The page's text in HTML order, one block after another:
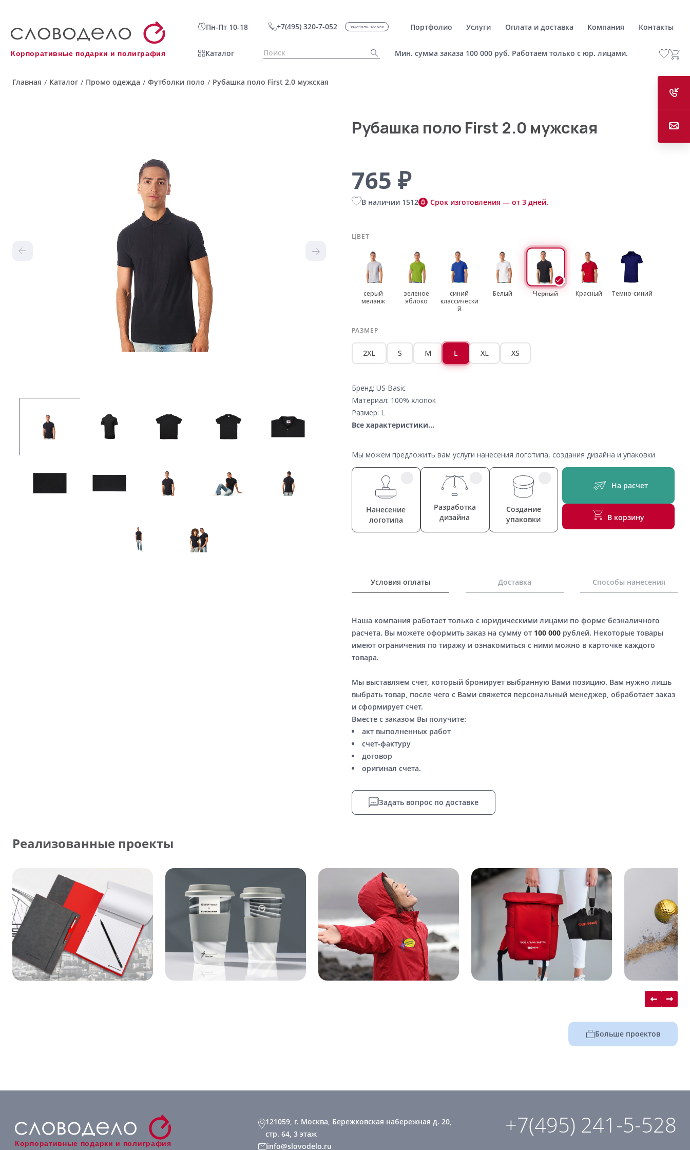
Корпоративные подарки и полиграфия
Пн-Пт 10-18 +7(495) 320-7-052 Заказать звонок Портфолио Услуги Оплата и доставка Компания Контакты
Каталог Мин. сумма заказа 100 000 руб. Работаем только с юр. лицами.
Главная / Каталог / Промо одежда / Футболки поло / Рубашка поло First 2.0 мужская
Рубашка поло First 2.0 мужская
765 ₽
В наличии 1512 Срок изготовления — от 3 дней.
ЦВЕТ
серый
меланж
зеленое
яблоко
синий
классически
й
Белый Черный Красный Темно-синий
РАЗМЕР
2XL S M L XL XS
Бренд: US Basic
Материал: 100% хлопок
Размер: L
Все характеристики...
Мы можем предложить вам услуги нанесения логотипа, создания дизайна и упаковки
Нанесение
логотипа
Разработка
дизайна
Создание
упаковки
На расчет
В корзину
Условия оплаты Доставка Способы нанесения
Наша компания работает только с юридическими лицами по форме безналичного
расчета. Вы можете оформить заказ на сумму от 100 000рублей. Некоторые товары
имеют ограничения по тиражу и ознакомиться с ними можно в карточке каждого
товара.
Мы выставляем счет, который бронирует выбранную Вами позицию. Вам нужно лишь
выбрать товар, после чего с Вами свяжется персональный менеджер, обработает заказ
и сформирует счет.
Вместе с заказом Вы получите:
акт выполненных работ
счет-фактуру
договор
оригинал счета.
Задать вопрос по доставке
Реализованные проекты
Больше проектов
Корпоративные подарки и полиграфия
121059, г. Москва, Бережковская набережная д. 20,
стр. 64, 3 этаж
info@slovodelo.ru
+7(495) 241-5-528